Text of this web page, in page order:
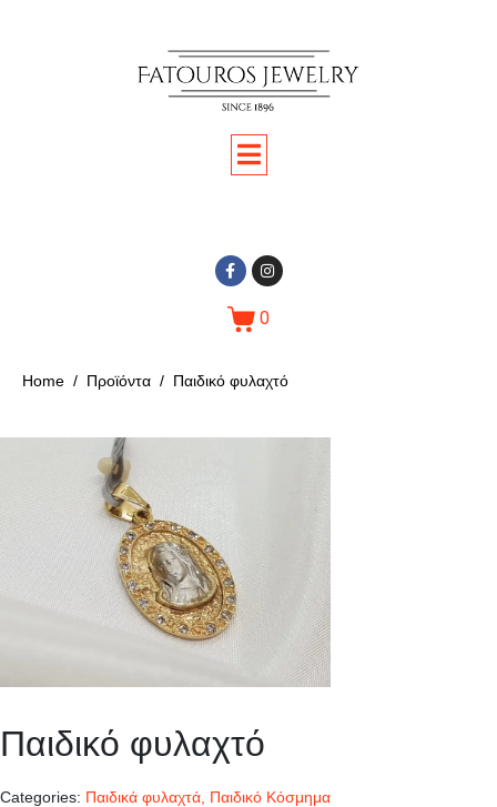
0
Home Προϊόντα Παιδικό φυλαχτό
Παιδικό φυλαχτό
Categories: Παιδικά φυλαχτά Παιδικό Κόσμημα